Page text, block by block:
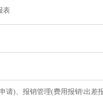
表
)、报销管理(费用报销\出差